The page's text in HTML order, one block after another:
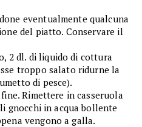
eventualmente qualcuna
del piatto. Conservare il
2 dl. di liquido di cottura
troppo salato ridurne la
di pesce).
Rimettere in casseruola
gnocchi in acqua bollente
vengono a galla.